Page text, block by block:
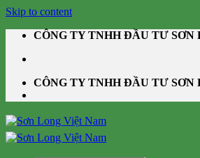
Skip to content
CÔNG TY TNHH ĐẦU TƯ
CÔNG TY TNHH ĐẦU TƯ